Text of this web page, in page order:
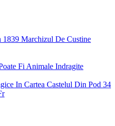
Marchizul De Custine
Fi Animale Indragite
In Cartea Castelul Din Pod 34